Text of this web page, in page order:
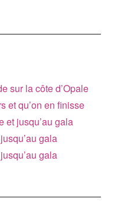
sur la côte d’Opale
et qu’on en finisse
et jusqu’au gala
gala
gala